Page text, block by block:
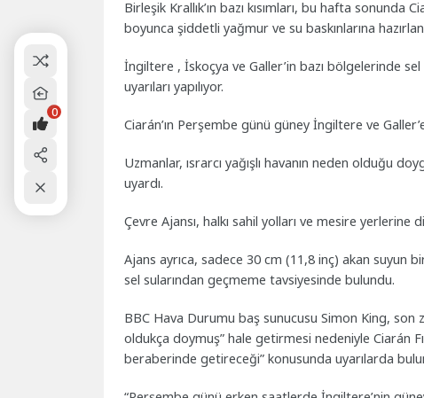
Birleşik Krallık’ın bazı kısımları, bu hafta sonunda
boyunca şiddetli yağmur ve su baskınlarına
İngiltere , İskoçya ve Galler’in bazı bölgelerinde sel
uyarıları yapılıyor.
Ciarán’ın Perşembe günü güney İngiltere ve
Uzmanlar, ısrarcı yağışlı havanın neden olduğu
uyardı.
Çevre Ajansı, halkı sahil yolları ve mesire yerlerine
Ajans ayrıca, sadece 30 cm (11,8 inç) akan
sel sularından geçmeme tavsiyesinde bulundu.
BBC Hava Durumu baş sunucusu Simon King, son
oldukça doymuş” hale getirmesi nedeniyle Ciarán
beraberinde getireceği” konusunda uyarılarda
0